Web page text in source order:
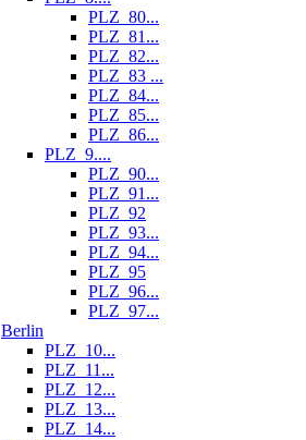
PLZ_80...
PLZ_81...
PLZ_82...
PLZ_83 ...
PLZ_84...
PLZ_85...
PLZ_86...
PLZ_9....
PLZ_90...
PLZ_91...
PLZ_92
PLZ_93...
PLZ_94...
PLZ_95
PLZ_96...
PLZ_97...
Berlin
PLZ_10...
PLZ_11...
PLZ_12...
PLZ_13...
PLZ_14...